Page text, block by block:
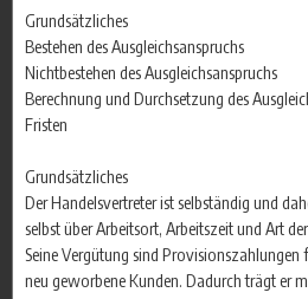
Grundsätzliches
Bestehen des Ausgleichsanspruchs
Nichtbestehen des Ausgleichsanspruchs
Berechnung und Durchsetzung des
Fristen
Grundsätzliches
Der Handelsvertreter ist selbständig und
selbst über Arbeitsort, Arbeitszeit und Art
Seine Vergütung sind
neu geworbene Kunden. Dadurch trägt er